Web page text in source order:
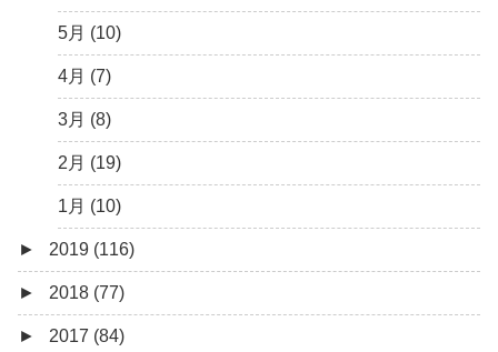
2月 (14)
1月 (7)
3月 (5)
2月 (11)
1月 (10)
5月 (10)
4月 (7)
3月 (8)
2月 (19)
1月 (10)
► 2019 (116)
12月 (9)
11月 (11)
► 2018 (77)
12月 (6)
► 2017 (84)